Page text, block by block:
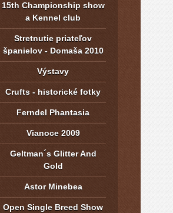
15th Championship show
a Kennel club
Stretnutie priateľov
španielov - Domaša 2010
Výstavy
Crufts - historické fotky
Ferndel Phantasia
Vianoce 2009
Geltman´s Glitter And
Gold
Astor Minebea
Open Single Breed Show